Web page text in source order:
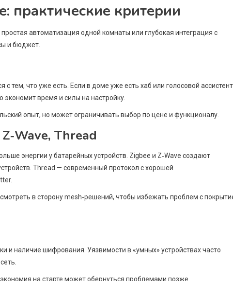
практические критерии
автоматизация одной комнаты или глубокая интеграция с
и бюджет.
тем, что уже есть. Если в доме уже есть хаб или голосовой
время и силы на настройку.
опыт, но может ограничивать выбор по цене и функционалу.
Thread
энергии у батарейных устройств. Zigbee и Z‑Wave создают
Thread — современный протокол с хорошей
в сторону mesh‑решений, чтобы избежать проблем с
и наличие шифрования. Уязвимости в «умных» устройствах часто
на старте может обернуться проблемами позже.